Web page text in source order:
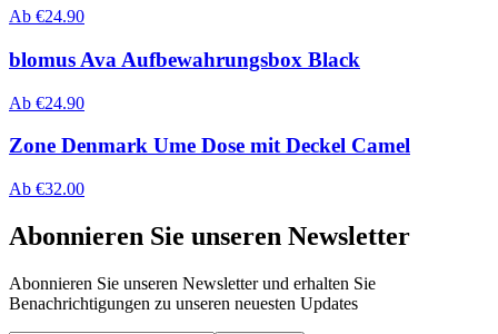
Ab €24.90
blomus Ava Aufbewahrungsbox Black
Ab €24.90
Zone Denmark Ume Dose mit Deckel Camel
Ab €32.00
Abonnieren Sie unseren Newsletter
Abonnieren Sie unseren Newsletter und erhalten Sie
Benachrichtigungen zu unseren neuesten Updates